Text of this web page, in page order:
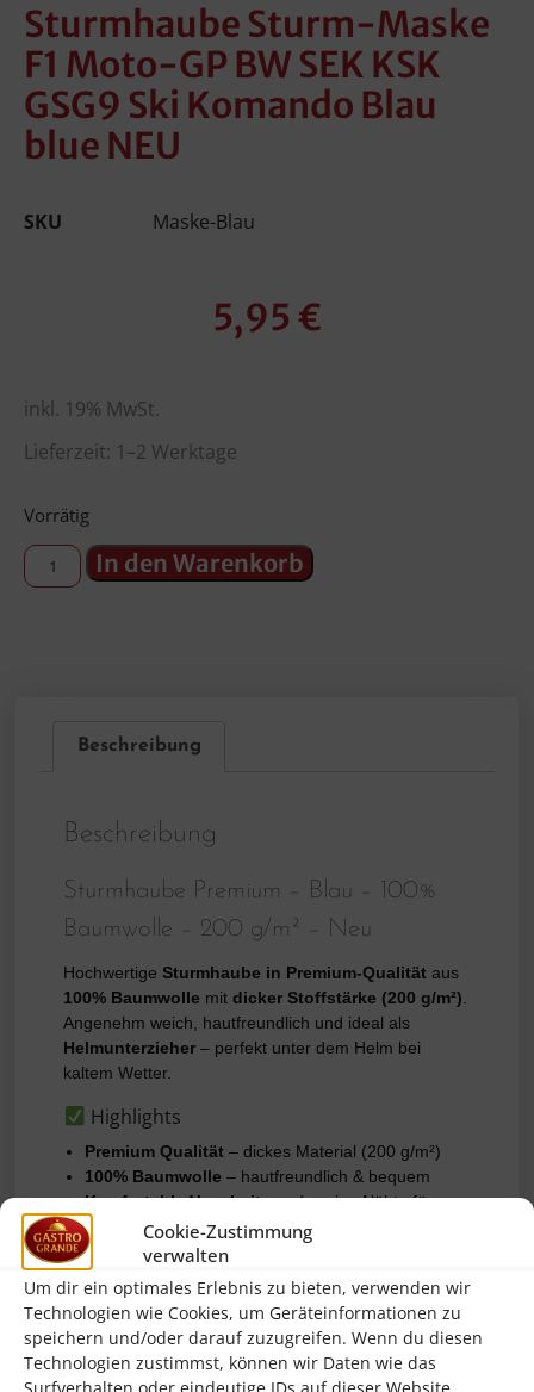
Cookie-Zustimmung
verwalten
Um dir ein optimales Erlebnis zu bieten, verwenden wir
Technologien wie Cookies, um Geräteinformationen zu
speichern und/oder darauf zuzugreifen. Wenn du diesen
Technologien zustimmst, können wir Daten wie das
Sturmhaube Sturm-Maske
F1 Moto-GP BW SEK KSK
GSG9 Ski Komando Blau
blue NEU
SKU Maske-Blau
5,95 €
inkl. 19% MwSt.
Lieferzeit: 1–2 Werktage
Vorrätig
In den Warenkorb
Beschreibung
Beschreibung
Sturmhaube Premium – Blau – 100%
Baumwolle – 200 g/m² – Neu
HochwertigeSturmhaube in Premium-Qualität aus
100% Baumwolle mitdicker Stoffstärke (200 g/m²)
Angenehm weich, hautfreundlich und ideal als
Helmunterzieher – perfekt unter dem Helm bei
kaltem Wetter.
Highlights
Premium Qualität – dickes Material (200 g/m²)
100% Baumwolle – hautfreundlich & bequem
Komfortable Verarbeitung(wenige Nähte für
besseren Sitz)
Saubereingefasste Säume
Gesichtsausschnitt
Uni-Größe
Farbe: